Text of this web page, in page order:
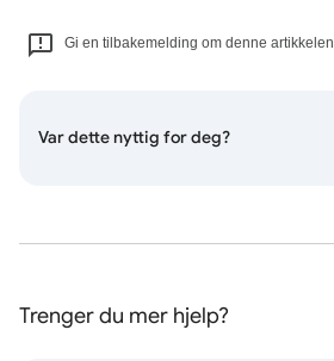
Gi en tilbakemelding om denne artikkelen
Var dette nyttig for deg?
Trenger du mer hjelp?